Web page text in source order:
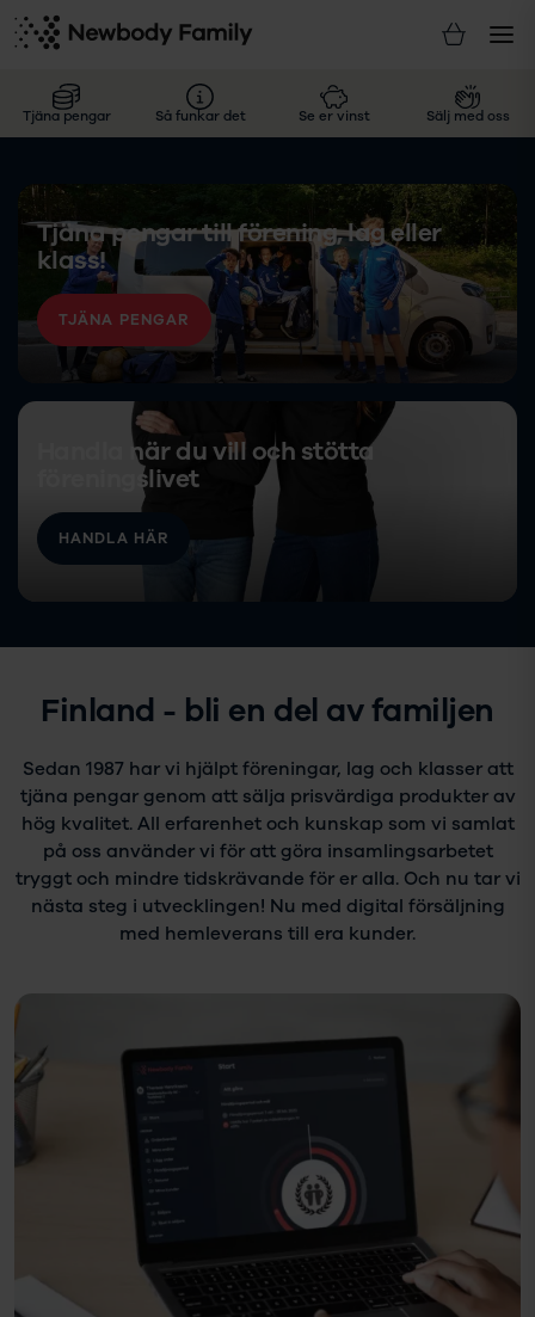
Tjäna pengar Så funkar det Se er vinst Sälj med oss
Tjäna pengar till förening, lag eller
klass!
TJÄNA PENGAR
Handla när du vill och stötta
föreningslivet
HANDLA HÄR
Finland - bli en del av familjen
Sedan 1987 har vi hjälpt föreningar, lag och klasser att
tjäna pengar genom att sälja prisvärdiga produkter av
hög kvalitet. All erfarenhet och kunskap som vi samlat
på oss använder vi för att göra insamlingsarbetet
tryggt och mindre tidskrävande för er alla. Och nu tar vi
nästa steg i utvecklingen! Nu med digital försäljning
med hemleverans till era kunder.